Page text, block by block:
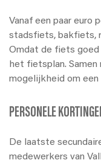
Vanaf een paar euro
stadsfiets, bakfiets,
Omdat de fiets goed
het fietsplan.
mogelijkheid om
PERSONELE
De laatste
medewerkers van